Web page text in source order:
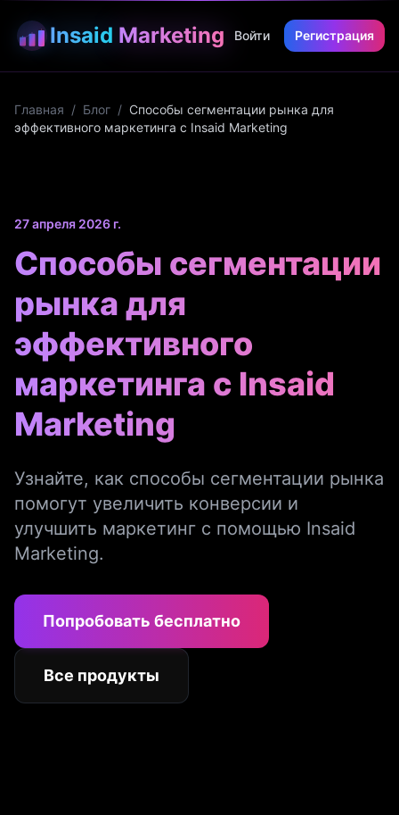
Insaid Marketing Войти Регистрация
Главная / Блог / Способы сегментации рынка для
эффективного маркетинга с Insaid Marketing
27 апреля 2026 г.
Способы сегментации
рынка для
эффективного
маркетинга с Insaid
Marketing
Узнайте, как способы сегментации рынка
помогут увеличить конверсии и
улучшить маркетинг с помощью Insaid
Marketing.
Попробовать бесплатно
Все продукты